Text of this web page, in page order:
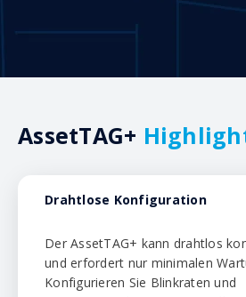
AssetTAG+
Drahtlose Konfiguration
Der AssetTAG+ kann drahtlos
und erfordert nur minimalen
Konfigurieren Sie Blinkraten und